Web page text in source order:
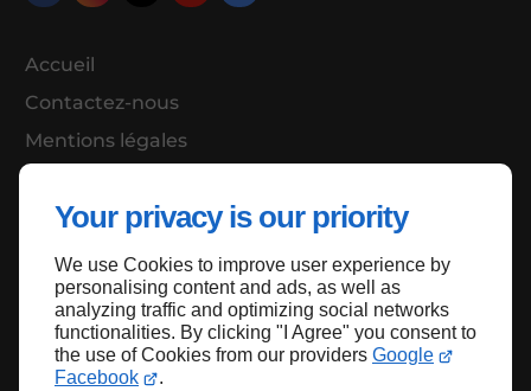
Your privacy is our priority
We use Cookies to improve user experience by
personalising content and ads, as well as
analyzing traffic and optimizing social networks
functionalities. By clicking "I Agree" you consent to
the use of Cookies from our providers Google
Facebook
.
Accueil
Contactez-nous
Mentions légales
Haut de page